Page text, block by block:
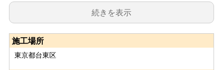
続きを表示
施工場所
東京都台東区